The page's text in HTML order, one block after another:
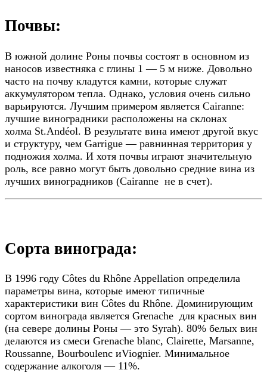
Почвы:
В южной долине Роны почвы состоят в основном из
наносов известняка с глины 1 — 5 м ниже. Довольно
часто на почву кладутся камни, которые служат
аккумулятором тепла. Однако, условия очень сильно
варьируются. Лучшим примером является Cairanne:
лучшие виноградники расположены на склонах
холма St.Andéol. В результате вина имеют другой вкус
и структуру, чем Garrigue — равнинная территория у
подножия холма. И хотя почвы играют значительную
роль, все равно могут быть довольно средние вина из
лучших виноградников (Cairanne не в счет).
Сорта винограда:
В 1996 году Côtes du Rhône Appellation определила
параметры вина, которые имеют типичные
характеристики вин Côtes du Rhône. Доминирующим
сортом винограда является Grenache для красных вин
(на севере долины Роны — это Syrah). 80% белых вин
делаются из смеси Grenache blanc, Clairette, Marsanne,
Roussanne, Bourboulenc иViognier. Минимальное
содержание алкоголя — 11%.